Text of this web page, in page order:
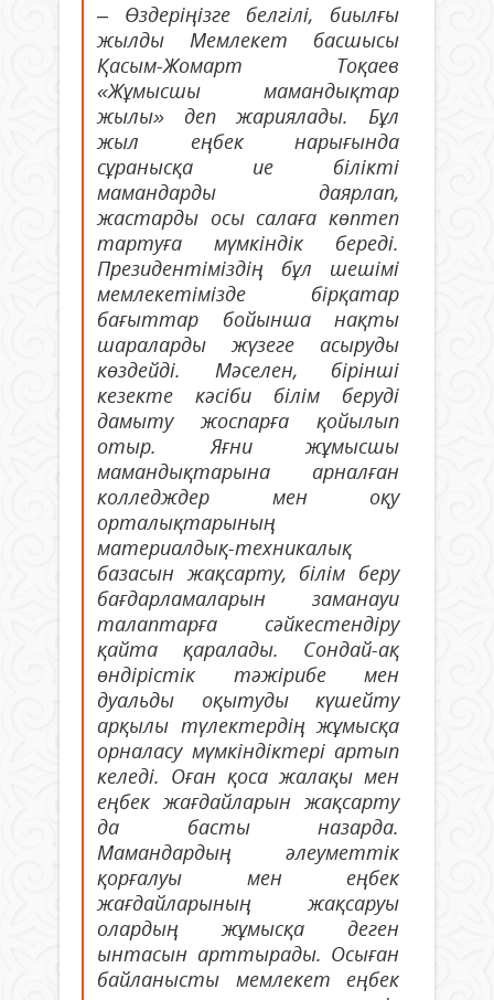
– Өздеріңізге белгілі, биылғы
жылды Мемлекет басшысы
Қасым-Жомарт Тоқаев
«Жұмысшы мамандықтар
жылы» деп жариялады. Бұл
жыл еңбек нарығында
сұранысқа ие білікті
мамандарды даярлап,
жастарды осы салаға көптеп
тартуға мүмкіндік береді.
Президентіміздің бұл шешімі
мемлекетімізде бірқатар
бағыттар бойынша нақты
шараларды жүзеге асыруды
көздейді. Мәселен, бірінші
кезекте кәсіби білім беруді
дамыту жоспарға қойылып
отыр. Яғни жұмысшы
мамандықтарына арналған
колледждер мен оқу
орталықтарының
материалдық-техникалық
базасын жақсарту, білім беру
бағдарламаларын заманауи
талаптарға сәйкестендіру
қайта қаралады. Сондай-ақ
өндірістік тәжірибе мен
дуальды оқытуды күшейту
арқылы түлектердің жұмысқа
орналасу мүмкіндіктері артып
келеді. Оған қоса жалақы мен
еңбек жағдайларын жақсарту
да басты назарда.
Мамандардың әлеуметтік
қорғалуы мен еңбек
жағдайларының жақсаруы
олардың жұмысқа деген
ынтасын арттырады. Осыған
байланысты мемлекет еңбек